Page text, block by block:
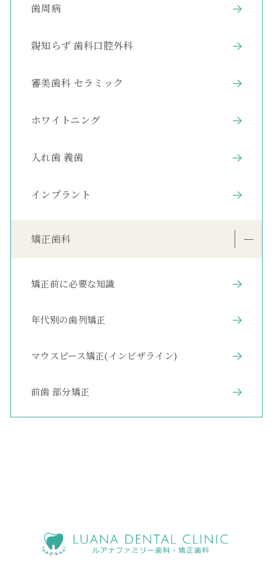
歯周病
親知らず 歯科口腔外科
審美歯科 セラミック
ホワイトニング
入れ歯 義歯
インプラント
矯正歯科
矯正前に必要な知識
年代別の歯列矯正
マウスピース矯正(インビザライン)
前歯 部分矯正